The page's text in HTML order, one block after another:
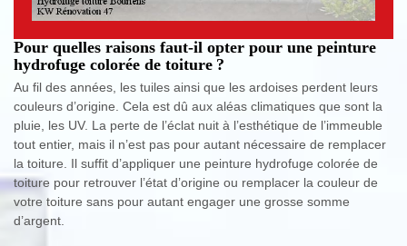
Pour quelles raisons faut-il opter pour une peinture
hydrofuge colorée de toiture ?
Au fil des années, les tuiles ainsi que les ardoises perdent leurs
couleurs d’origine. Cela est dû aux aléas climatiques que sont la
pluie, les UV. La perte de l’éclat nuit à l’esthétique de l’immeuble
tout entier, mais il n’est pas pour autant nécessaire de remplacer
la toiture. Il suffit d’appliquer une peinture hydrofuge colorée de
toiture pour retrouver l’état d’origine ou remplacer la couleur de
votre toiture sans pour autant engager une grosse somme
d’argent.